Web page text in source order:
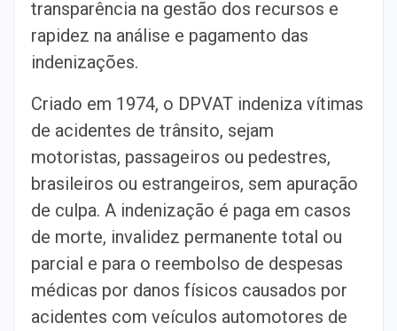
transparência na gestão dos recursos e
rapidez na análise e pagamento das
indenizações.
Criado em 1974, o DPVAT indeniza vítimas
de acidentes de trânsito, sejam
motoristas, passageiros ou pedestres,
brasileiros ou estrangeiros, sem apuração
de culpa. A indenização é paga em casos
de morte, invalidez permanente total ou
parcial e para o reembolso de despesas
médicas por danos físicos causados por
acidentes com veículos automotores de